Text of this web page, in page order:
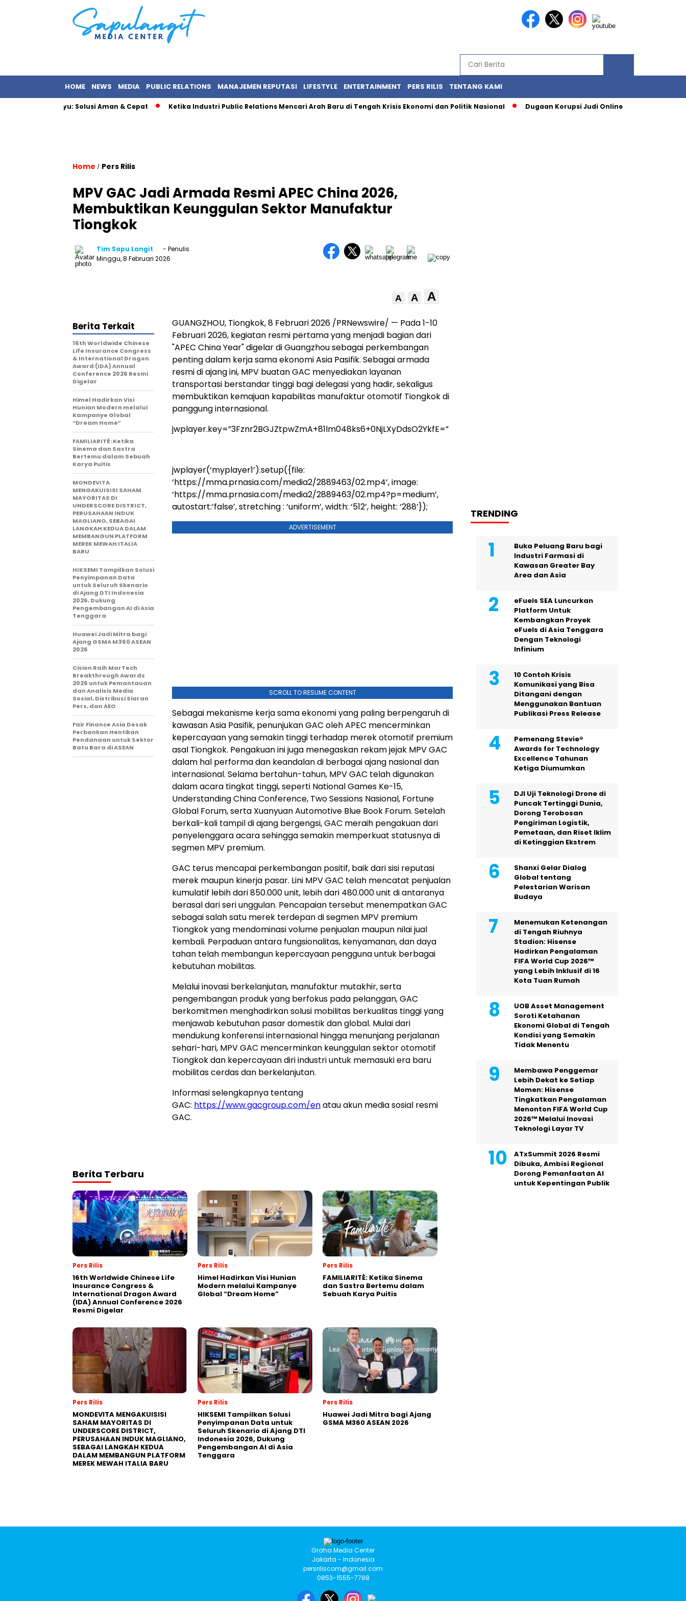
HOME NEWS MEDIA PUBLIC RELATIONS MANAJEMEN REPUTASI LIFESTYLE ENTERTAINMENT PERS RILIS TENTANG KAMI
Up di Epayu: Solusi Aman & Cepat Ketika Industri Public Relations Mencari Arah Baru di Tengah Krisis Ekonomi dan Politik Nasional Dugaan Korupsi Judi Online: Strategi Bertahan
Home / Pers Rilis
MPV GAC Jadi Armada Resmi APEC China 2026,
Membuktikan Keunggulan Sektor Manufaktur
Tiongkok
Tim Sapu Langit
- Penulis
Minggu, 8 Februari 2026
A A A
GUANGZHOU, Tiongkok, 8 Februari 2026 /PRNewswire/ — Pada 1-10
Februari 2026, kegiatan resmi pertama yang menjadi bagian dari
"APEC China Year" digelar di Guangzhou sebagai perkembangan
penting dalam kerja sama ekonomi Asia Pasifik. Sebagai armada
resmi di ajang ini, MPV buatan GAC menyediakan layanan
transportasi berstandar tinggi bagi delegasi yang hadir, sekaligus
membuktikan kemajuan kapabilitas manufaktur otomotif Tiongkok di
panggung internasional.
jwplayer.key=”3Fznr2BGJZtpwZmA+81lm048ks6+0NjLXyDdsO2YkfE=”
jwplayer(‘myplayer1’).setup({file:
‘https://mma.prnasia.com/media2/2889463/02.mp4’, image:
‘https://mma.prnasia.com/media2/2889463/02.mp4?p=medium’,
autostart:’false’, stretching : ‘uniform’, width: ‘512’, height: ‘288’});
ADVERTISEMENT
SCROLL TO RESUME CONTENT
Sebagai mekanisme kerja sama ekonomi yang paling berpengaruh di
kawasan Asia Pasifik, penunjukan GAC oleh APEC mencerminkan
kepercayaan yang semakin tinggi terhadap merek otomotif premium
asal Tiongkok. Pengakuan ini juga menegaskan rekam jejak MPV GAC
dalam hal performa dan keandalan di berbagai ajang nasional dan
internasional. Selama bertahun-tahun, MPV GAC telah digunakan
dalam acara tingkat tinggi, seperti National Games Ke-15,
Understanding China Conference, Two Sessions Nasional, Fortune
Global Forum, serta Xuanyuan Automotive Blue Book Forum. Setelah
berkali-kali tampil di ajang bergengsi, GAC meraih pengakuan dari
penyelenggara acara sehingga semakin memperkuat statusnya di
segmen MPV premium.
GAC terus mencapai perkembangan positif, baik dari sisi reputasi
merek maupun kinerja pasar. Lini MPV GAC telah mencatat penjualan
kumulatif lebih dari 850.000 unit, lebih dari 480.000 unit di antaranya
berasal dari seri unggulan. Pencapaian tersebut menempatkan GAC
sebagai salah satu merek terdepan di segmen MPV premium
Tiongkok yang mendominasi volume penjualan maupun nilai jual
kembali. Perpaduan antara fungsionalitas, kenyamanan, dan daya
tahan telah membangun kepercayaan pengguna untuk berbagai
kebutuhan mobilitas.
Melalui inovasi berkelanjutan, manufaktur mutakhir, serta
pengembangan produk yang berfokus pada pelanggan, GAC
berkomitmen menghadirkan solusi mobilitas berkualitas tinggi yang
menjawab kebutuhan pasar domestik dan global. Mulai dari
mendukung konferensi internasional hingga menunjang perjalanan
sehari-hari, MPV GAC mencerminkan keunggulan sektor otomotif
Tiongkok dan kepercayaan diri industri untuk memasuki era baru
mobilitas cerdas dan berkelanjutan.
Informasi selengkapnya tentang
GAC: https://www.gacgroup.com/enatau akun media sosial resmi
GAC.
Berita Terkait
16th Worldwide Chinese
Life Insurance Congress
& International Dragon
Award (IDA) Annual
Conference 2026 Resmi
Digelar
Himel Hadirkan Visi
Hunian Modern melalui
Kampanye Global
“Dream Home”
FAMILIARITÉ: Ketika
Sinema dan Sastra
Bertemu dalam Sebuah
Karya Puitis
MONDEVITA
MENGAKUISISI SAHAM
MAYORITAS DI
UNDERSCORE DISTRICT,
PERUSAHAAN INDUK
MAGLIANO, SEBAGAI
LANGKAH KEDUA DALAM
MEMBANGUN PLATFORM
MEREK MEWAH ITALIA
BARU
HIKSEMI Tampilkan Solusi
Penyimpanan Data
untuk Seluruh Skenario
di Ajang DTI Indonesia
2026, Dukung
Pengembangan AI di Asia
Tenggara
Huawei Jadi Mitra bagi
Ajang GSMA M360 ASEAN
2026
Cision Raih MarTech
Breakthrough Awards
2026 untuk Pemantauan
dan Analisis Media
Sosial, Distribusi Siaran
Pers, dan AEO
Fair Finance Asia Desak
Perbankan Hentikan
Pendanaan untuk Sektor
Batu Bara di ASEAN
Berita Terbaru
Pers Rilis
16th Worldwide Chinese Life
Insurance Congress &
International Dragon Award
(IDA) Annual Conference 2026
Resmi Digelar
Pers Rilis
Himel Hadirkan Visi Hunian
Modern melalui Kampanye
Global “Dream Home”
Pers Rilis
FAMILIARITÉ: Ketika Sinema
dan Sastra Bertemu dalam
Sebuah Karya Puitis
Pers Rilis
MONDEVITA MENGAKUISISI
SAHAM MAYORITAS DI
UNDERSCORE DISTRICT,
PERUSAHAAN INDUK MAGLIANO,
SEBAGAI LANGKAH KEDUA
DALAM MEMBANGUN PLATFORM
MEREK MEWAH ITALIA BARU
Pers Rilis
HIKSEMI Tampilkan Solusi
Penyimpanan Data untuk
Seluruh Skenario di Ajang DTI
Indonesia 2026, Dukung
Pengembangan AI di Asia
Tenggara
Pers Rilis
Huawei Jadi Mitra bagi Ajang
GSMA M360 ASEAN 2026
TRENDING
Buka Peluang Baru bagi
Industri Farmasi di
Kawasan Greater Bay
Area dan Asia
eFuels SEA Luncurkan
Platform Untuk
Kembangkan Proyek
eFuels di Asia Tenggara
Dengan Teknologi
Infinium
10 Contoh Krisis
Komunikasi yang Bisa
Ditangani dengan
Menggunakan Bantuan
Publikasi Press Release
Pemenang Stevie®
Awards for Technology
Excellence Tahunan
Ketiga Diumumkan
DJI Uji Teknologi Drone di
Puncak Tertinggi Dunia,
Dorong Terobosan
Pengiriman Logistik,
Pemetaan, dan Riset Iklim
di Ketinggian Ekstrem
Shanxi Gelar Dialog
Global tentang
Pelestarian Warisan
Budaya
Menemukan Ketenangan
di Tengah Riuhnya
Stadion: Hisense
Hadirkan Pengalaman
FIFA World Cup 2026™
yang Lebih Inklusif di 16
Kota Tuan Rumah
UOB Asset Management
Soroti Ketahanan
Ekonomi Global di Tengah
Kondisi yang Semakin
Tidak Menentu
Membawa Penggemar
Lebih Dekat ke Setiap
Momen: Hisense
Tingkatkan Pengalaman
Menonton FIFA World Cup
2026™ Melalui Inovasi
Teknologi Layar TV
ATxSummit 2026 Resmi
Dibuka, Ambisi Regional
Dorong Pemanfaatan AI
untuk Kepentingan Publik
Graha Media Center
Jakarta - Indonesia
persriliscom@gmail.com
0853-1555-7788